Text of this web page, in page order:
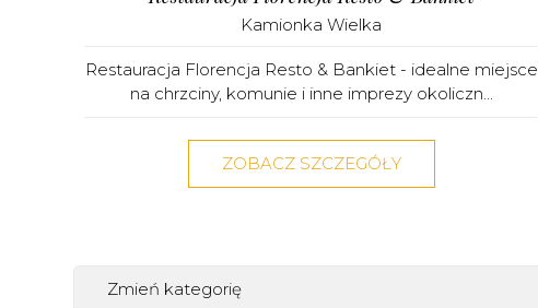
Kamionka Wielka
Restauracja Florencja Resto & Bankiet - idealne miejsce
na chrzciny, komunie i inne imprezy okoliczn...
ZOBACZ SZCZEGÓŁY
Zmień kategorię